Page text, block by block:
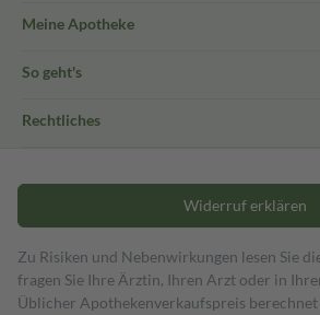
Meine Apotheke
So geht's
Rechtliches
Widerruf erklären
Zu Risiken und Nebenwirkungen lesen Sie
fragen Sie Ihre Ärztin, Ihren Arzt oder in
Üblicher Apothekenverkaufspreis berechnet